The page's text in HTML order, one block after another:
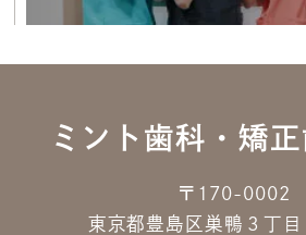
ミント歯科・矯
〒170-0002
東京都豊島区巣鴨３丁